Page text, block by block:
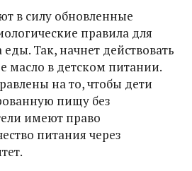
в силу обновленные
правила для
Так, начнет действовать
масло в детском питании.
на то, чтобы дети
пищу без
имеют право
питания через